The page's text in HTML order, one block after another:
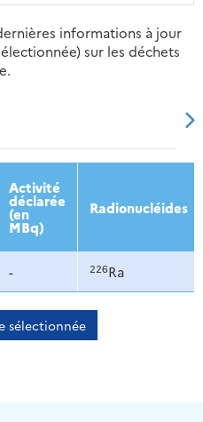
informations à jour
sur les déchets
2015 2016
Activité
déclarée
(en
MBq)
Radionucléides
- 226Ra
sélectionnée